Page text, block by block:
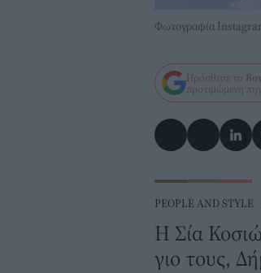
Φωτογραφία
Πρόσθεσε το
προτιμώμενη
PEOPLE AND STYLE
Η Σία
γιο τους,